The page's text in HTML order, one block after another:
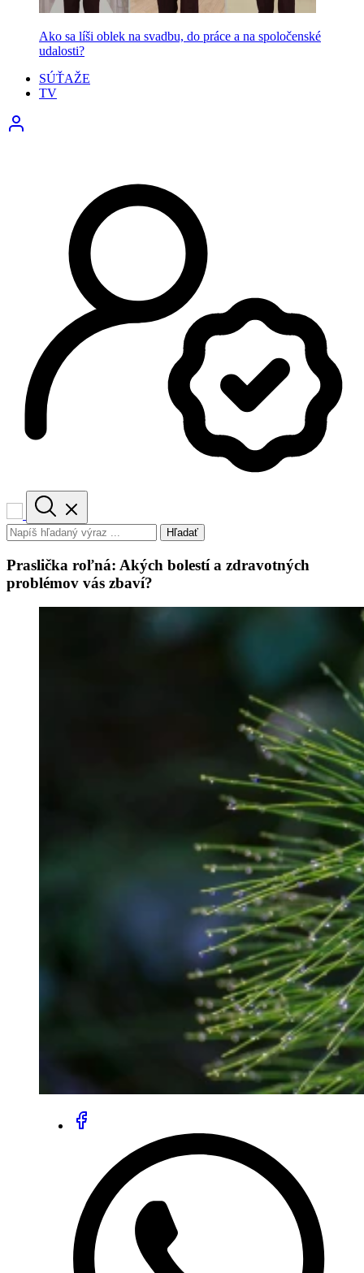
Ako sa líši oblek na svadbu, do práce a na spoločenské
udalosti?
SÚŤAŽE
TV
Hľadať
Praslička roľná: Akých bolestí a zdravotných
problémov vás zbaví?